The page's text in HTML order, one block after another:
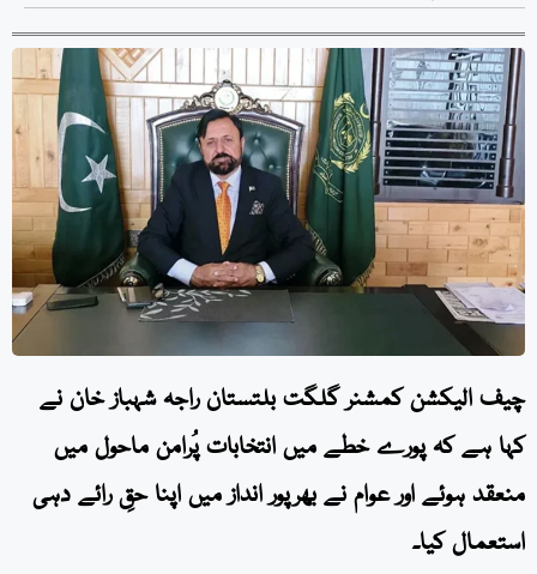
چیف الیکشن کمشنر گلگت بلتستان راجہ شہباز خان نے
کہا ہے کہ پورے خطے میں انتخابات پُرامن ماحول میں
منعقد ہوئے اور عوام نے بھرپور انداز میں اپنا حقِ رائے دہی
استعمال کیا۔